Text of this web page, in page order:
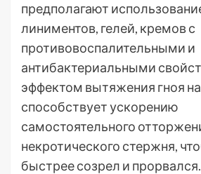
предполагают
линиментов, гелей, кремов с
противовоспалительными и
антибактериальными
эффектом вытяжения гноя
способствует ускорению
самостоятельного
некротического стержня,
быстрее созрел и прорвался.